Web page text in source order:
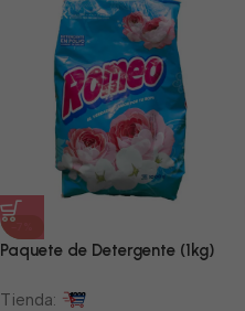
-7%
Paquete de Detergente (1kg)
Tienda: